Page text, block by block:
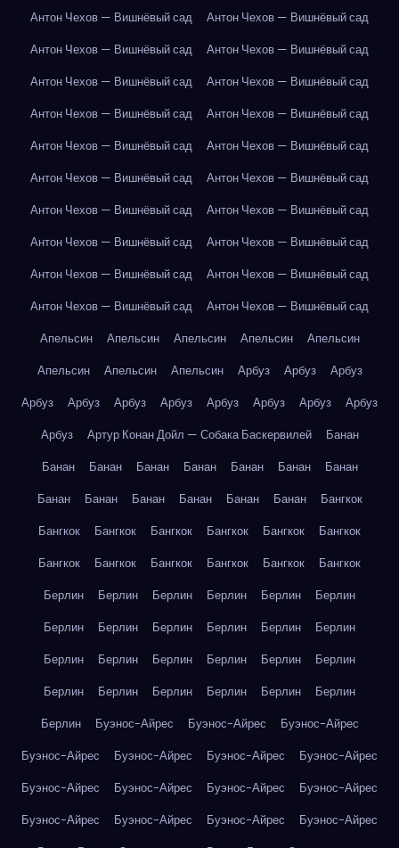
Антон Чехов — Вишнёвый сад
Антон Чехов — Вишнёвый сад
Антон Чехов — Вишнёвый сад
Антон Чехов — Вишнёвый сад
Антон Чехов — Вишнёвый сад
Антон Чехов — Вишнёвый сад
Антон Чехов — Вишнёвый сад
Антон Чехов — Вишнёвый сад
Антон Чехов — Вишнёвый сад
Антон Чехов — Вишнёвый сад
Антон Чехов — Вишнёвый сад
Антон Чехов — Вишнёвый сад
Антон Чехов — Вишнёвый сад
Антон Чехов — Вишнёвый сад
Антон Чехов — Вишнёвый сад
Антон Чехов — Вишнёвый сад
Антон Чехов — Вишнёвый сад
Антон Чехов — Вишнёвый сад
Антон Чехов — Вишнёвый сад
Антон Чехов — Вишнёвый сад
Апельсин
Апельсин Апельсин Апельсин
Апельсин
Апельсин
Апельсин Апельсин Арбуз Арбуз
Арбуз
Арбуз
Арбуз Арбуз Арбуз Арбуз Арбуз Арбуз
Арбуз
Арбуз
Артур Конан Дойл — Собака Баскервилей
Банан
Банан
Банан Банан Банан Банан Банан
Банан
Банан
Банан Банан Банан Банан Банан
Бангкок
Бангкок
Бангкок Бангкок Бангкок Бангкок
Бангкок
Бангкок
Бангкок Бангкок Бангкок Бангкок
Бангкок
Берлин
Берлин Берлин Берлин Берлин
Берлин
Берлин
Берлин Берлин Берлин Берлин
Берлин
Берлин
Берлин Берлин Берлин Берлин
Берлин
Берлин
Берлин Берлин Берлин Берлин
Берлин
Берлин
Буэнос-Айрес Буэнос-Айрес
Буэнос-Айрес
Буэнос-Айрес
Буэнос-Айрес Буэнос-Айрес
Буэнос-Айрес
Буэнос-Айрес
Буэнос-Айрес Буэнос-Айрес
Буэнос-Айрес
Буэнос-Айрес
Буэнос-Айрес Буэнос-Айрес
Буэнос-Айрес